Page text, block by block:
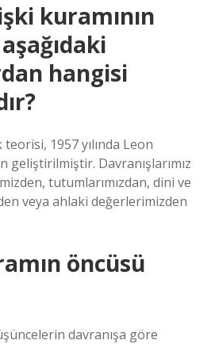
kuramının
hangisi
1957 yılında Leon
geliştirilmiştir. Davranışlarımız
tutumlarımızdan, dini ve
veya ahlaki değerlerimizden
öncüsü
davranışa göre